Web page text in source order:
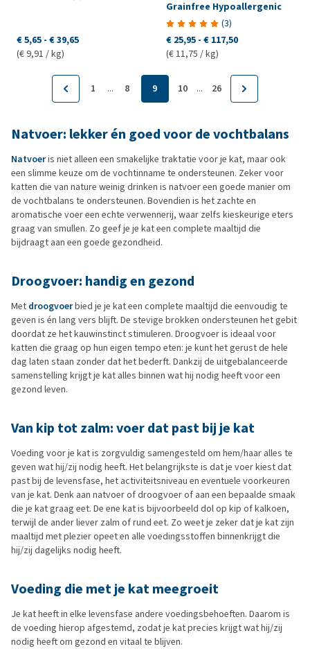
€ 5,65 - € 39,65
(€ 9,91 / kg)
Grainfree Hypoallergenic
(3)
€ 25,95 - € 117,50
(€ 11,75 / kg)
1 ... 8 9 10 ... 26
Natvoer: lekker én goed voor de vochtbalans
Natvoeris niet alleen een smakelijke traktatie voor je kat, maar ook
een slimme keuze om de vochtinname te ondersteunen. Zeker voor
katten die van nature weinig drinken is natvoer een goede manier om
de vochtbalans te ondersteunen. Bovendien is het zachte en
aromatische voer een echte verwennerij, waar zelfs kieskeurige eters
graag van smullen. Zo geef je je kat een complete maaltijd die
bijdraagt aan een goede gezondheid.
Droogvoer: handig en gezond
Met droogvoerbied je je kat een complete maaltijd die eenvoudig te
geven is én lang vers blijft. De stevige brokken ondersteunen het gebit
doordat ze het kauwinstinct stimuleren. Droogvoer is ideaal voor
katten die graag op hun eigen tempo eten: je kunt het gerust de hele
dag laten staan zonder dat het bederft. Dankzij de uitgebalanceerde
samenstelling krijgt je kat alles binnen wat hij nodig heeft voor een
gezond leven.
Van kip tot zalm: voer dat past bij je kat
Voeding voor je kat is zorgvuldig samengesteld om hem/haar alles te
geven wat hij/zij nodig heeft. Het belangrijkste is dat je voer kiest dat
past bij de levensfase, het activiteitsniveau en eventuele voorkeuren
van je kat. Denk aan natvoer of droogvoer of aan een bepaalde smaak
die je kat graag eet. De ene kat is bijvoorbeeld dol op kip of kalkoen,
terwijl de ander liever zalm of rund eet. Zo weet je zeker dat je kat zijn
maaltijd met plezier opeet en alle voedingsstoffen binnenkrijgt die
hij/zij dagelijks nodig heeft.
Voeding die met je kat meegroeit
Je kat heeft in elke levensfase andere voedingsbehoeften. Daarom is
de voeding hierop afgestemd, zodat je kat precies krijgt wat hij/zij
nodig heeft om gezond en vitaal te blijven.